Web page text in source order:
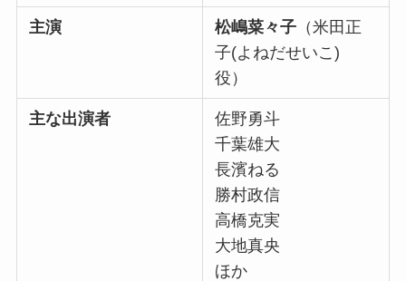
主演 松嶋菜々子 （米田正
子(よねだせいこ)
役）
主な出演者
佐野勇斗
千葉雄大
長濱ねる
勝村政信
高橋克実
大地真央
ほか